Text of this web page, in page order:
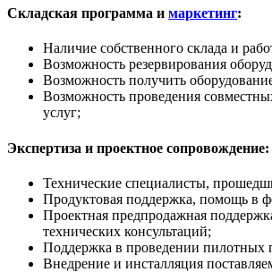
Складская программа и маркетинг:
Наличие собственного склада и
Возможность резервирования
Возможность получить
Возможность проведения
услуг;
Экспертиза и проектное сопровождение:
Технические специалисты,
Продуктовая поддержка, помощь в
Проектная предпродажная
технических консультаций;
Поддержка в проведении пилотных
Внедрение и инсталляция